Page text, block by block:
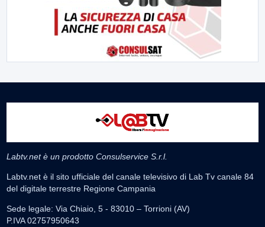
Labtv.net è un prodotto Consulservice S.r.l.
Labtv.net è il sito ufficiale del canale televisivo di Lab Tv canale 84
del digitale terrestre Regione Campania
Sede legale: Via Chiaio, 5 - 83010 – Torrioni (AV)
P.IVA 02757950643